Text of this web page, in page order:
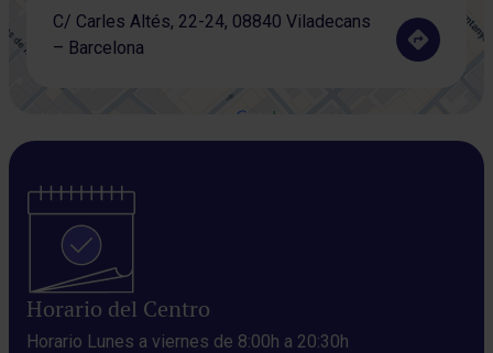
C/ Carles Altés, 22-24, 08840 Viladecans
– Barcelona
Horario del Centro
Horario Lunes a viernes de 8:00h a 20:30h